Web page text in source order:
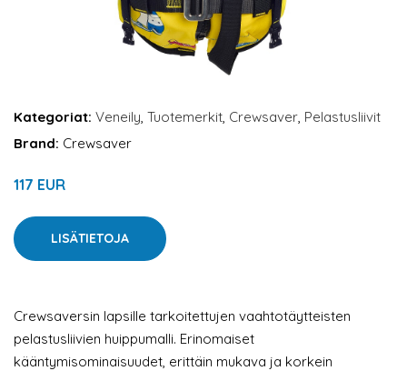
Kategoriat: Veneily, Tuotemerkit, Crewsaver, Pelastusliivit
Brand: Crewsaver
117 EUR
LISÄTIETOJA
Crewsaversin lapsille tarkoitettujen vaahtotäytteisten
pelastusliivien huippumalli. Erinomaiset
kääntymisominaisuudet, erittäin mukava ja korkein